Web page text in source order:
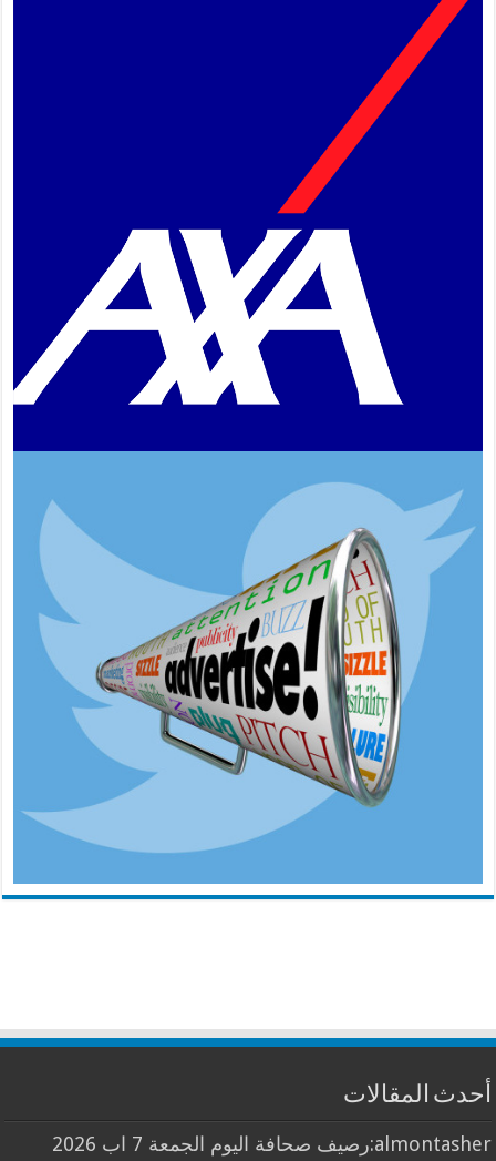
أحدث المقالات
almontasher:رصيف صحافة اليوم الجمعة 7 اب 2026